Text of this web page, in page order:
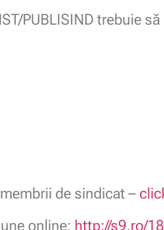
PUBLISIND trebuie
de sindicat –
online: http://s9.ro/